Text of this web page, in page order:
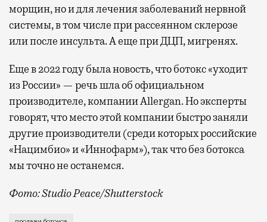
морщин, но и для лечения заболеваний нервной
системы, в том числе при рассеянном склерозе
или после инсульта. А еще при ДЦП, мигренях.
Еще в 2022 году была новость, что ботокс «уходит
из России» — речь шла об официальном
производителе, компании Allergan. Но эксперты
говорят, что место этой компании быстро заняли
другие производители (среди которых российские
«Нацимбио» и «Иннофарм»), так что без ботокса
мы точно не останемся.
Фото: Studio Peace/Shutterstock